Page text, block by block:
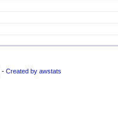
- Created by awstats